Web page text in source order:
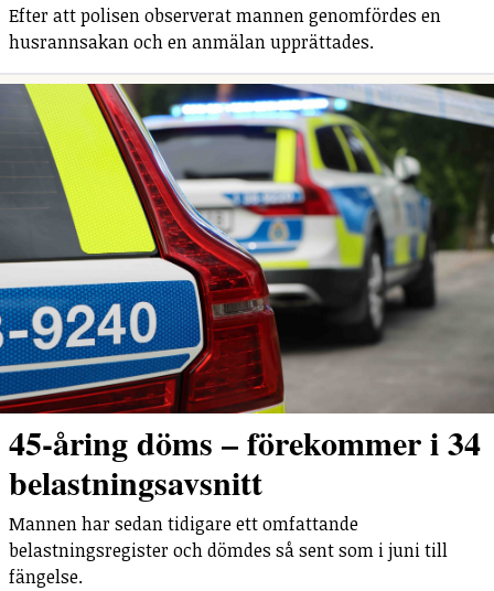
Efter att polisen observerat mannen genomfördes en
husrannsakan och en anmälan upprättades.
45-åring döms – förekommer i 34
belastningsavsnitt
Mannen har sedan tidigare ett omfattande
belastningsregister och dömdes så sent som i juni till
fängelse.